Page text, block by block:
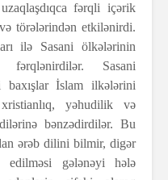
fərqli içərik
törələrindən etkilənirdi.
ilə Sasani ölkələrinin
fərqlənirdilər. Sasani
İslam ilkələrini
yəhudilik və
bənzədirdilər. Bu
ərəb dilini bilmir, digər
edilməsi gələnəyi hələ